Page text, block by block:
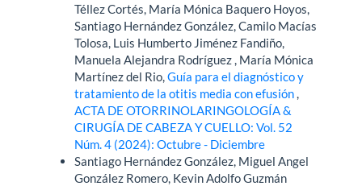
Téllez Cortés, María Mónica Baquero Hoyos,
Santiago Hernández González, Camilo Macías
Tolosa, Luis Humberto Jiménez Fandiño,
Manuela Alejandra Rodríguez , María Mónica
Martínez del Rio,Guía para el diagnóstico y
tratamiento de la otitis media con efusión,
ACTA DE OTORRINOLARINGOLOGÍA &
CIRUGÍA DE CABEZA Y CUELLO: Vol. 52
Núm. 4 (2024): Octubre - Diciembre
Santiago Hernández González, Miguel Angel
González Romero, Kevin Adolfo Guzmán